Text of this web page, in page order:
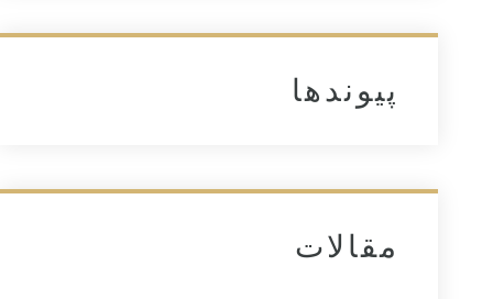
پیوندها
مقالات